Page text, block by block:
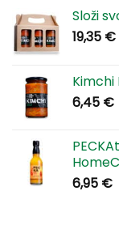
Složi
19,35 €
Kimchi
6,45 €
6,95 €